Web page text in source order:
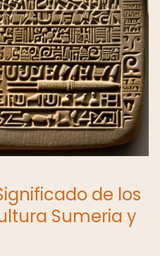
de los
Sumeria y